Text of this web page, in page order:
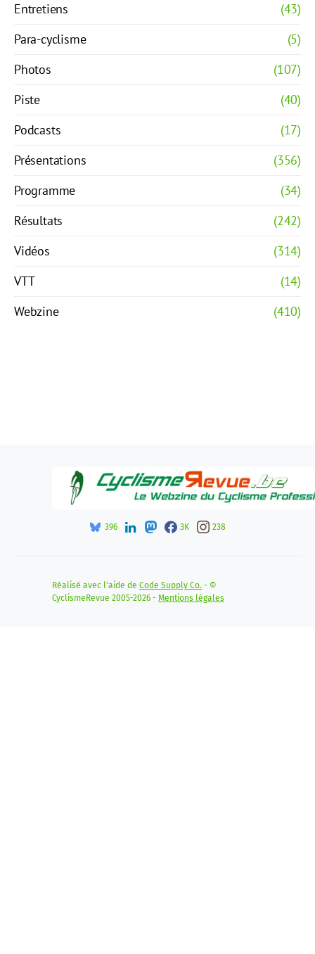
Entretiens
(43)
Para-cyclisme
(5)
Photos
(107)
Piste
(40)
Podcasts
(17)
Présentations
(356)
Programme
(34)
Résultats
(242)
Vidéos
(314)
VTT
(14)
Webzine
(410)
396 3K 238
Réalisé avec l'aide de Code Supply Co. - ©
CyclismeRevue 2005-2026 - Mentions légales